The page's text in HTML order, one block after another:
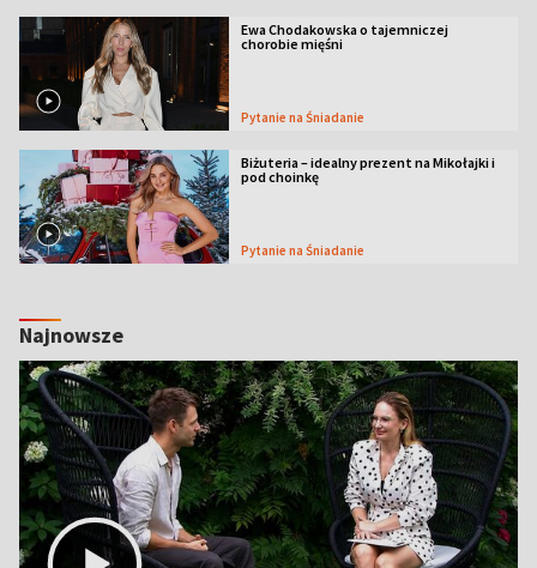
Ewa Chodakowska o tajemniczej
chorobie mięśni
Pytanie na Śniadanie
Biżuteria – idealny prezent na Mikołajki i
pod choinkę
Pytanie na Śniadanie
Najnowsze